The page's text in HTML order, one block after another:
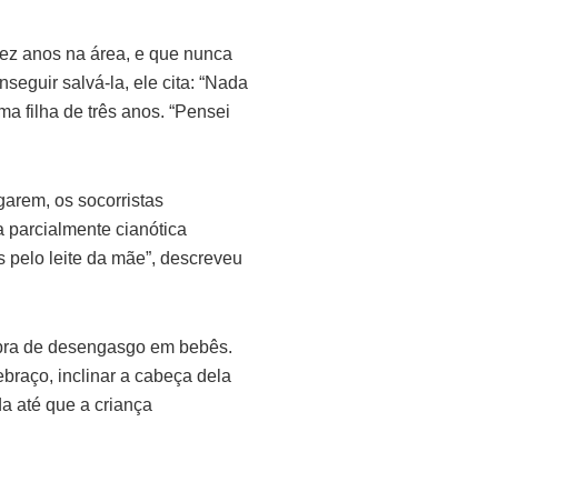
anos na área, e que nunca
salvá-la, ele cita: “Nada
filha de três anos. “Pensei
os socorristas
parcialmente cianótica
leite da mãe”, descreveu
de desengasgo em bebês.
inclinar a cabeça dela
até que a criança